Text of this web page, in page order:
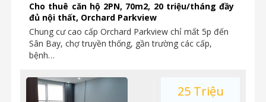
Cho thuê căn hộ 2PN, 70m2, 20 triệu/tháng đầy
đủ nội thất, Orchard Parkview
Chung cư cao cấp Orchard Parkview chỉ mất 5p đến
Sân Bay, chợ truyền thống, gần trường các cấp,
bệnh…
25 Triệu